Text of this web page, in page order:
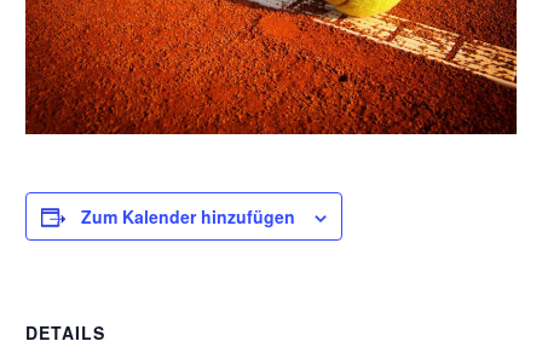
Zum Kalender hinzufügen
DETAILS